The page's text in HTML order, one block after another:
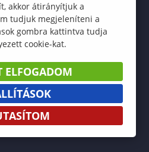
akkor átirányítjuk a
tudjuk megjeleníteni a
gombra kattintva tudja
cookie-kat.
ELFOGADOM